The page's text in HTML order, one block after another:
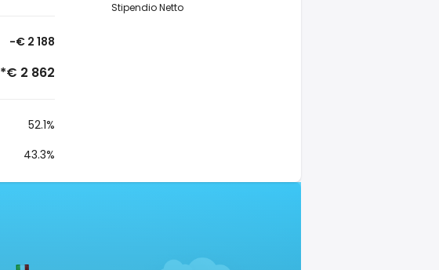
-€ 2 188
*€ 2 862
52.1%
43.3%
Stipendio Netto